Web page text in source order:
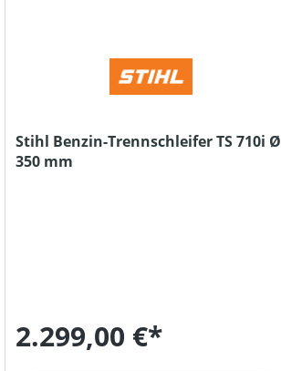
Stihl Benzin-Trennschleifer TS 710i Ø
350 mm
2.299,00 €*